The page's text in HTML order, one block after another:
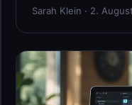
Sarah Klein · 2.